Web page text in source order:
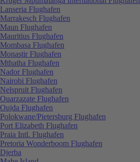
Lanseria Flughafen
Marrakesch Flughafen
Maun Flughafen
Mauritius Flughafen
Mombasa Flughafen
Monastir Flughafen
Mthatha Flughafen
Nador Flughafen
Nairobi Flughafen
Nelspruit Flughafen
Ouarzazate Flughafen
Oujda Flughafen
Polokwane/Pietersburg Flughafen
Port Elizabeth Flughafen
Praia Intl. Flughafen
Pretoria Wonderboom Flughafen
Djerba